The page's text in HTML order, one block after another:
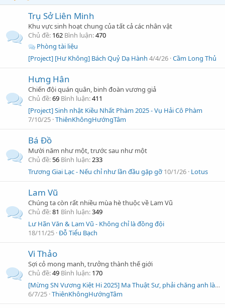
Trụ Sở Liên Minh
Khu vực sinh hoạt chung của tất cả các nhân vật
Chủ đề 162 Bình luận 470
Phòng tài liệu
[Project] [Hư Không] Bách Quỷ Dạ Hành 4/4/26 Cầm Long Thủ
Hưng Hân
Chiến đội quán quân, binh đoàn vương giả
Chủ đề 69 Bình luận 411
[Project] Sinh nhật Kiều Nhất Phàm 2025 - Vụ Hải Cô Phàm
7/10/25 ThiênKhôngHướngTâm
Bá Đồ
Mười năm như một, trước sau như một
Chủ đề 56 Bình luận 233
Trương Giai Lạc - Nếu chỉ như lần đầu gặp gỡ 10/1/26 Lotus
Lam Vũ
Chúng ta còn rất nhiều mùa hè thuộc về Lam Vũ
Chủ đề 81 Bình luận 349
Lư Hãn Văn & Lam Vũ - Không chỉ là đồng đội
18/11/25 Đỗ Tiểu Bạch
Vi Thảo
Sợi cỏ mong manh, trưởng thành thế giới
Chủ đề 49 Bình luận 170
[Mừng SN Vương Kiệt Hi 2025] Ma Thuật Sư, phải chăng anh là một loại bug?
6/7/25 ThiênKhôngHướngTâm